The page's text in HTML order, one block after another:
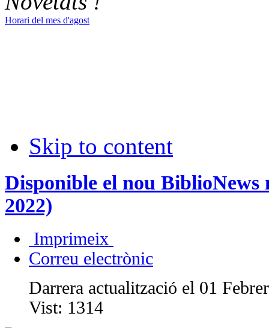
Horari del mes d'agost
Skip to content
Disponible el nou BiblioNews
2022)
Imprimeix
Correu electrònic
Darrera actualització el 01
Vist: 1314